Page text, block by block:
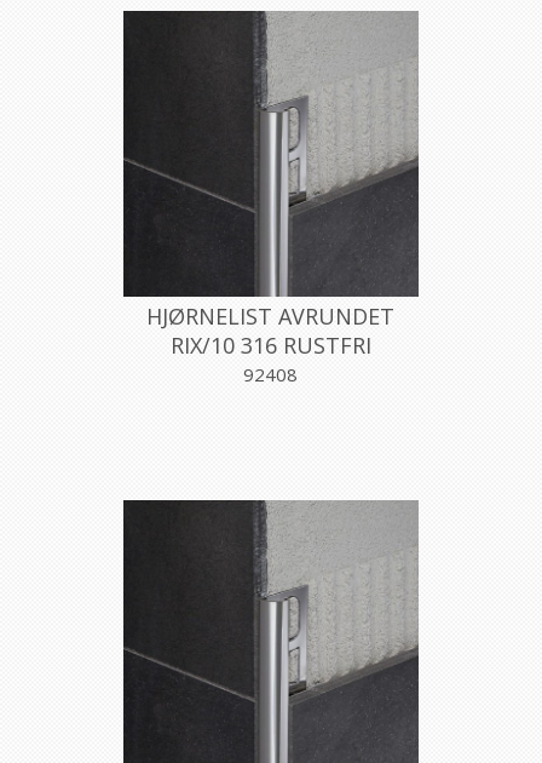
HJØRNELIST AVRUNDET
RIX/10 316 RUSTFRI
10MMX270CM, PROFILPAS
92408